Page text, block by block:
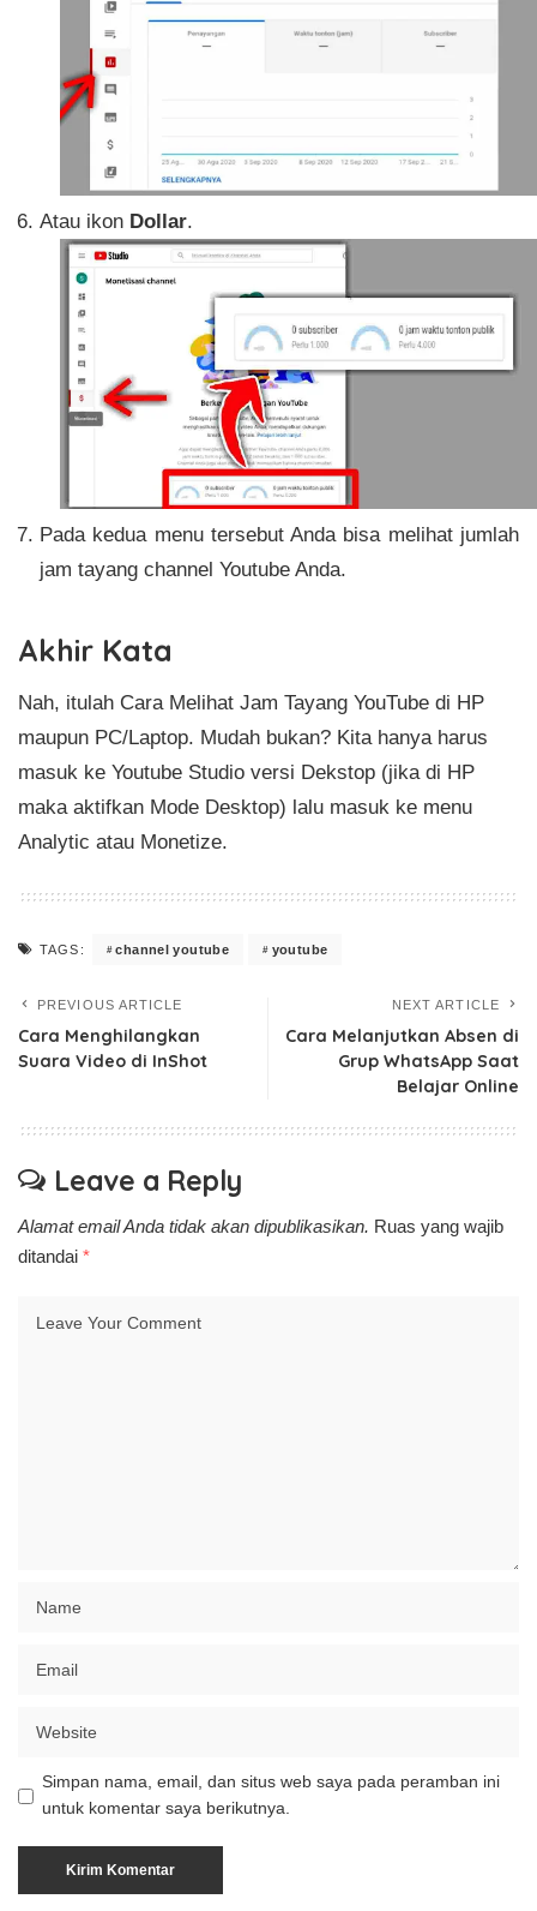
Atau ikon Dollar.
Pada kedua menu tersebut Anda bisa melihat jumlah
jam tayang channel Youtube Anda.
Akhir Kata
Nah, itulah Cara Melihat Jam Tayang YouTube di HP
maupun PC/Laptop. Mudah bukan? Kita hanya harus
masuk ke Youtube Studio versi Dekstop (jika di HP
maka aktifkan Mode Desktop) lalu masuk ke menu
Analytic atau Monetize.
TAGS: channel youtube youtube
PREVIOUS ARTICLE
Cara Menghilangkan
Suara Video di InShot
NEXT ARTICLE
Cara Melanjutkan Absen di
Grup WhatsApp Saat
Belajar Online
Leave a Reply
Alamat email Anda tidak akan dipublikasikan. Ruas yang wajib
ditandai *
Simpan nama, email, dan situs web saya pada peramban ini
untuk komentar saya berikutnya.